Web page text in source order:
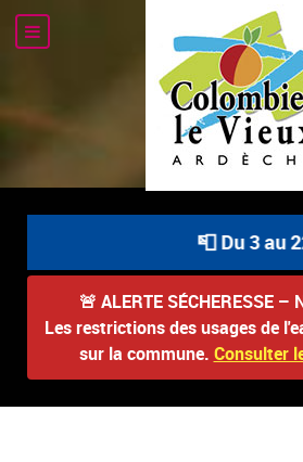
📮 Du 3 au
🚨 ALERTE SÉCHERESSE –
Les restrictions des usages de
sur la commune. Consulter